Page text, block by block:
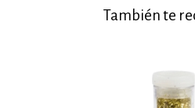
También te